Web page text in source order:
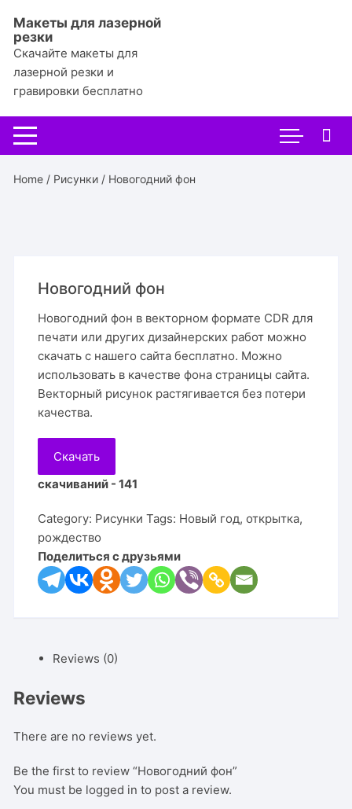
содержимому
Макеты для лазерной
резки
Скачайте макеты для
лазерной резки и
гравировки бесплатно
Home / Рисунки / Новогодний фон
Новогодний фон
Новогодний фон в векторном формате CDR для
печати или других дизайнерских работ можно
скачать с нашего сайта бесплатно. Можно
использовать в качестве фона страницы сайта.
Векторный рисунок растягивается без потери
качества.
Скачать
скачиваний - 141
Category: Рисунки Tags: Новый год,открытка,
рождество
Поделиться с друзьями
Reviews (0)
Reviews
There are no reviews yet.
Be the first to review “Новогодний фон”
You must be logged in to post a review.